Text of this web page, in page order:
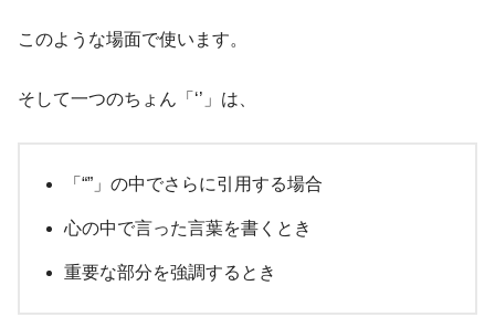
このような場面で使います。
そして一つのちょん「‘’」は、
「“”」の中でさらに引用する場合
心の中で言った言葉を書くとき
重要な部分を強調するとき